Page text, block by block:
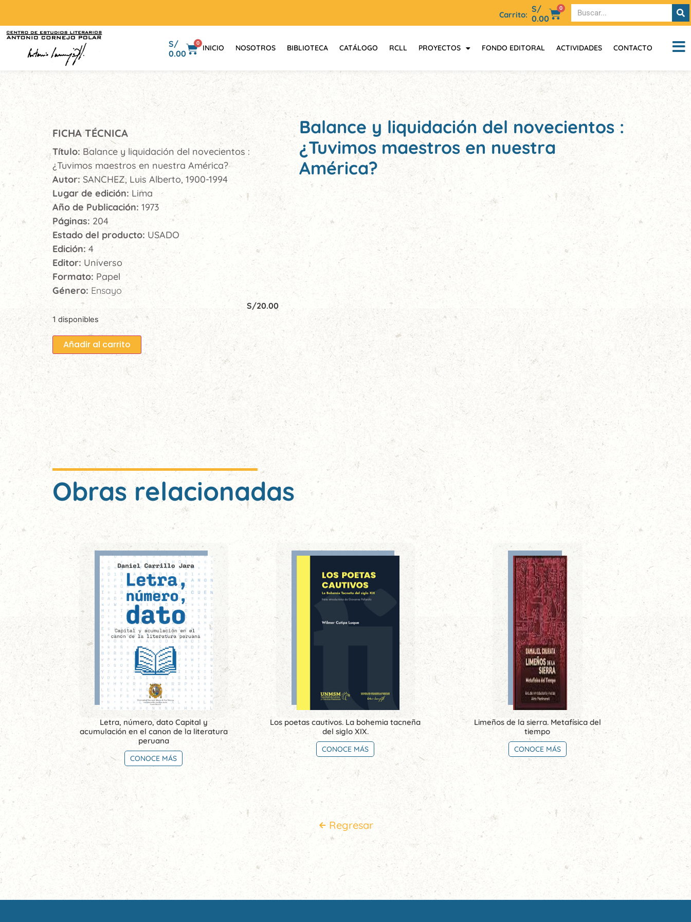
Carrito:
S/
0.00
0
S/
0.00
0
INICIO NOSOTROS BIBLIOTECA CATÁLOGO RCLL PROYECTOS FONDO EDITORAL ACTIVIDADES CONTACTO
FICHA TÉCNICA
Título: Balance y liquidación del novecientos :
¿Tuvimos maestros en nuestra América?
Autor:SANCHEZ, Luis Alberto, 1900-1994
Lugar de edición: Lima
Año de Publicación: 1973
Páginas: 204
Estado del producto: USADO
Edición:4
Editor: Universo
Formato: Papel
Género: Ensayo
S/20.00
1 disponibles
Añadir al carrito
Balance y liquidación del novecientos :
¿Tuvimos maestros en nuestra
América?
Obras relacionadas
Letra, número, dato Capital y
acumulación en el canon de la literatura
peruana
CONOCE MÁS
Los poetas cautivos. La bohemia tacneña
del siglo XIX.
CONOCE MÁS
Limeños de la sierra. Metafísica del
tiempo
CONOCE MÁS
Regresar